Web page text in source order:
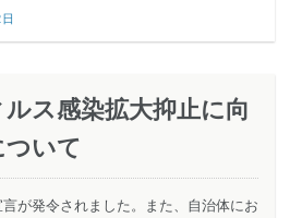
ス感染拡大抑止に向
いて
が発令されました。また、自治体にお